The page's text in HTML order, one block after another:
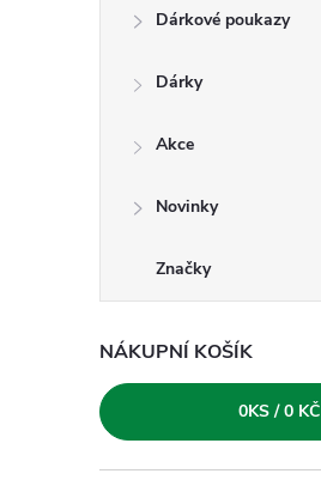
Dárkové poukazy
Dárky
Akce
Novinky
Značky
NÁKUPNÍ KOŠÍK
0KS /0 KČ